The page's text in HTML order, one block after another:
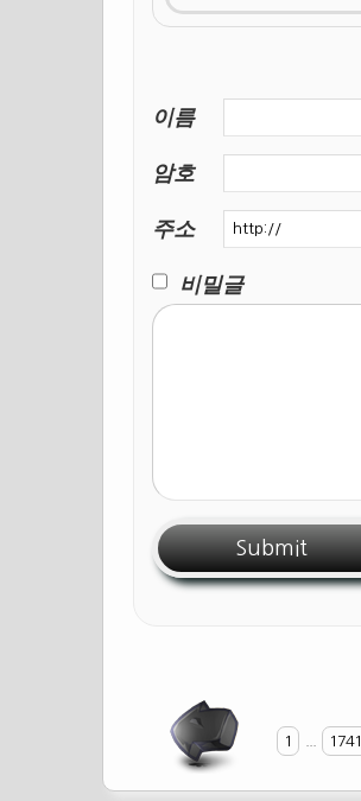
이름
암호
주소
비밀글
1 1741